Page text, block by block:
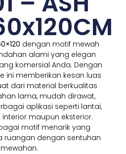
dengan motif mewah
alami yang elegan
komersial Anda. Dengan
ini memberikan kesan luas
dari material berkualitas
lama, mudah dirawat,
aplikasi seperti lantai,
maupun eksterior.
motif menarik yang
ruangan dengan sentuhan